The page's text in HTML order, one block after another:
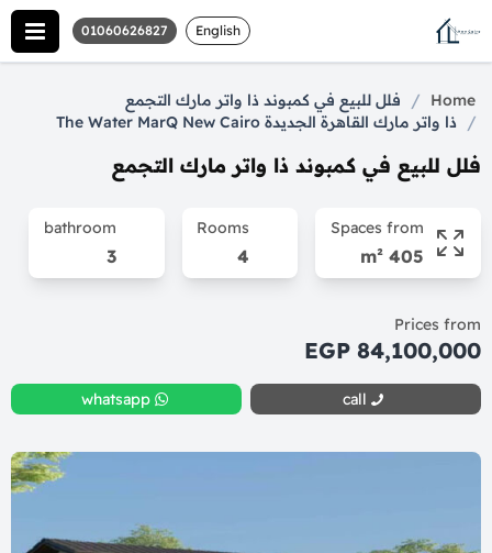
English
01060626827
Home
/ فلل للبيع في كمبوند ذا واتر مارك التجمع
/ ذا واتر مارك القاهرة الجديدة The Water MarQ New Cairo
فلل للبيع في كمبوند ذا واتر مارك التجمع
Spaces from
405 m²
Rooms
4
bathroom
3
Prices from
84,100,000 EGP
call
whatsapp